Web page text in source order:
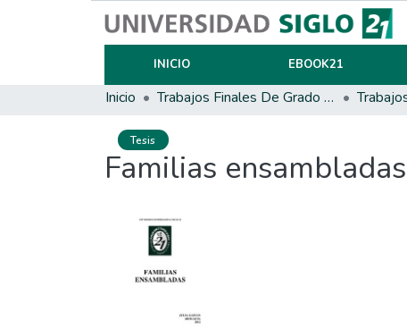
INICIO EBOOK21
Inicio Trabajos Finales De Grado Y Posgrado
Tesis
Familias ensambladas